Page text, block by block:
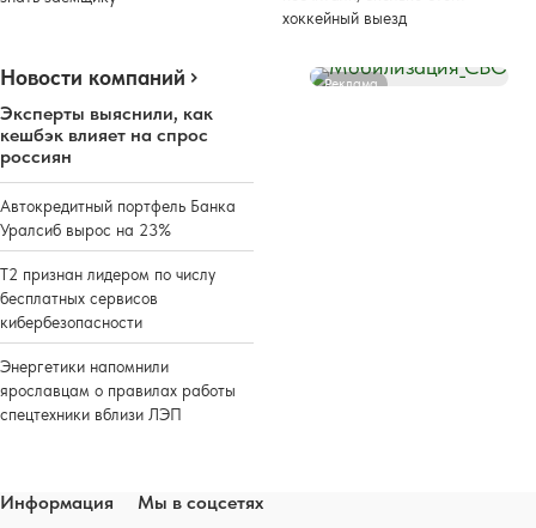
хоккейный выезд
Новости компаний
Эксперты выяснили, как
кешбэк влияет на спрос
россиян
Автокредитный портфель Банка
Уралсиб вырос на 23%
Т2 признан лидером по числу
бесплатных сервисов
кибербезопасности
Энергетики напомнили
ярославцам о правилах работы
спецтехники вблизи ЛЭП
Реклама
Информация
Мы в соцсетях